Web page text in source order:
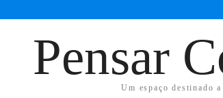
Pensar
Um espaço destinado